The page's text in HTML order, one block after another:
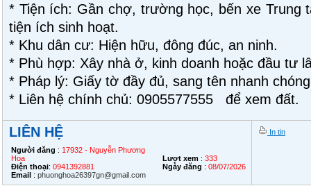
* Tiện ích: Gần chợ, trường học, bến xe Trung
tiện ích sinh hoạt.
* Khu dân cư: Hiện hữu, đông đúc, an ninh.
* Phù hợp: Xây nhà ở, kinh doanh hoặc đầu tư
* Pháp lý: Giấy tờ đầy đủ, sang tên nhanh
* Liên hệ chính chủ: 0905577555 để xem đất.
LIÊN HỆ
Người đăng : 17932 - Nguyễn Phương
Hoa
Điện thoại: 0941392881
Email : phuonghoa26397gn@gmail.com
Lượt xem : 333
Ngày đăng : 08/07/2026
In tin